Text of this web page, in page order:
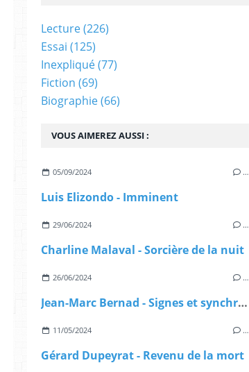
VOUS AIMEREZ AUSSI :
05/09/2024 …
Luis Elizondo - Imminent
29/06/2024 …
Charline Malaval - Sorcière de la nuit
26/06/2024 …
Jean-Marc Bernad - Signes et synchronicités
11/05/2024 …
Gérard Dupeyrat - Revenu de la mort
Lecture(226)
Essai (125)
Inexpliqué(77)
Fiction (69)
Biographie(66)